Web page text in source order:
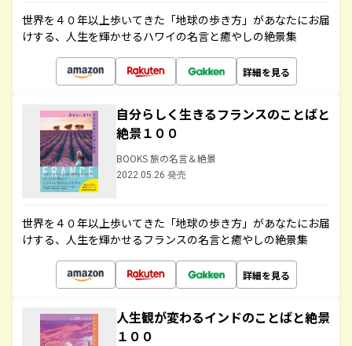
世界を４０年以上歩いてきた「地球の歩き方」があなたにお届
けする、人生を輝かせるハワイの名言と癒やしの絶景集
詳細を見る
自分らしく生きるフランスのことばと
絶景１００
BOOKS 旅の名言＆絶景
2022.05.26 発売
世界を４０年以上歩いてきた「地球の歩き方」があなたにお届
けする、人生を輝かせるフランスの名言と癒やしの絶景集
詳細を見る
人生観が変わるインドのことばと絶景
１００